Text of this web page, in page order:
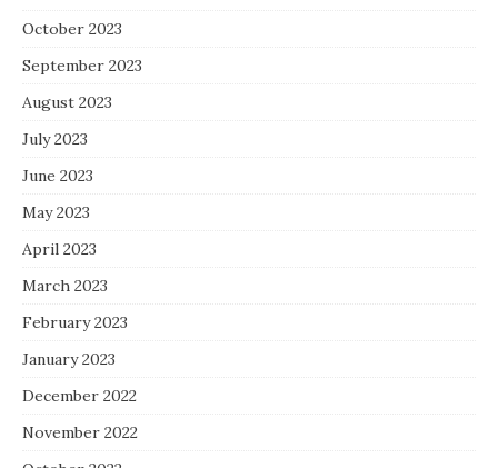
October 2023
September 2023
August 2023
July 2023
June 2023
May 2023
April 2023
March 2023
February 2023
January 2023
December 2022
November 2022